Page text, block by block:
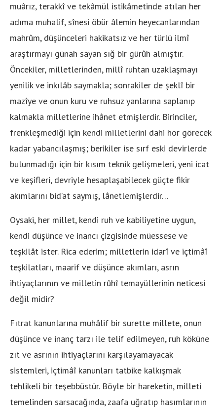
muârız, terakkî ve tekâmül istikâmetinde atılan her
adıma muhalif, sînesi öbür âlemin heyecanlarından
mahrûm, düşünceleri hakikatsız ve her türlü ilmî
araştırmayı günah sayan sığ bir gürûh almıştır.
Öncekiler, milletlerinden, millî ruhtan uzaklaşmayı
yenilik ve inkılâb saymakla; sonrakiler de şeklî bir
mazîye ve onun kuru ve ruhsuz yanlarına saplanıp
kalmakla milletlerine ihânet etmişlerdir. Birinciler,
frenkleşmediği için kendi milletlerini dahi hor görecek
kadar yabancılaşmış; berikiler ise sırf eski devirlerde
bulunmadığı için bir kısım teknik gelişmeleri, yeni icat
ve keşifleri, devriyle hesaplaşabilecek güçte fikir
akımlarını bid’at saymış, lânetlemişlerdir…
Oysaki, her millet, kendi ruh ve kabiliyetine uygun,
kendi düşünce ve inancı çizgisinde müessese ve
teşkilât ister. Rica ederim; milletlerin idarî ve içtimâî
teşkilatları, maarif ve düşünce akımları, asrın
ihtiyaçlarının ve milletin rûhî temayüllerinin neticesi
değil midir?
Fıtrat kanunlarına muhâlif bir surette millete, onun
düşünce ve inanç tarzı ile telif edilmeyen, ruh köküne
zıt ve asrının ihtiyaçlarını karşılayamayacak
sistemleri, içtimâî kanunları tatbike kalkışmak
tehlikeli bir teşebbüstür. Böyle bir hareketin, milleti
temelinden sarsacağında, zaafa uğratıp hasımlarının